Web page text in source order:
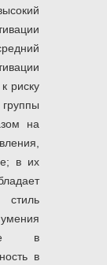
риску
на
в их
стиль
в
в